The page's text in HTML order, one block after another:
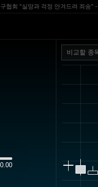
실망과 걱정 안겨드려 죄송" - 뉴시스